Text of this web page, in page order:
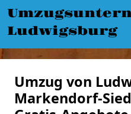
Ludwigsburg
Umzug von
Markendorf-